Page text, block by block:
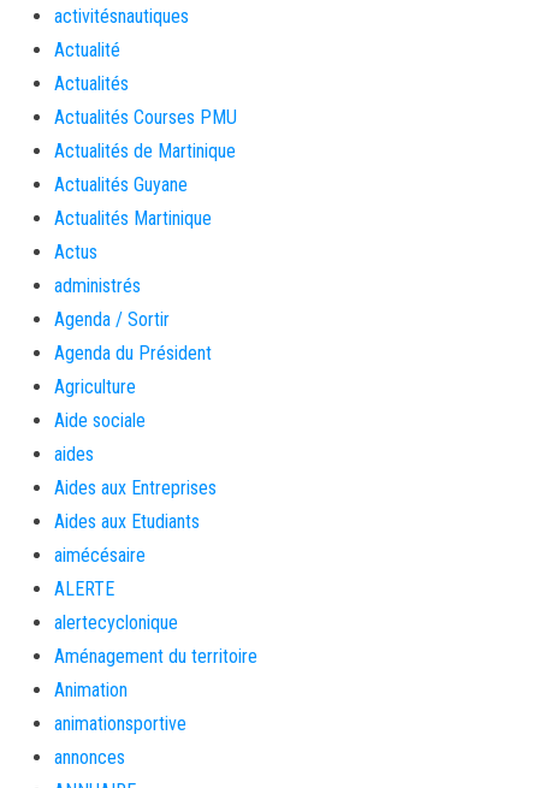
activitésnautiques
Actualité
Actualités
Actualités Courses PMU
Actualités de Martinique
Actualités Guyane
Actualités Martinique
Actus
administrés
Agenda / Sortir
Agenda du Président
Agriculture
Aide sociale
aides
Aides aux Entreprises
Aides aux Etudiants
aimécésaire
ALERTE
alertecyclonique
Aménagement du territoire
Animation
animationsportive
annonces